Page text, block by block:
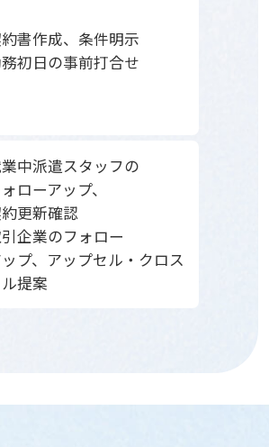
書作成、条件明示
初日の事前打合せ
中派遣スタッフの
ローアップ、
更新確認
企業のフォロー
プ、アップセル・クロス
提案